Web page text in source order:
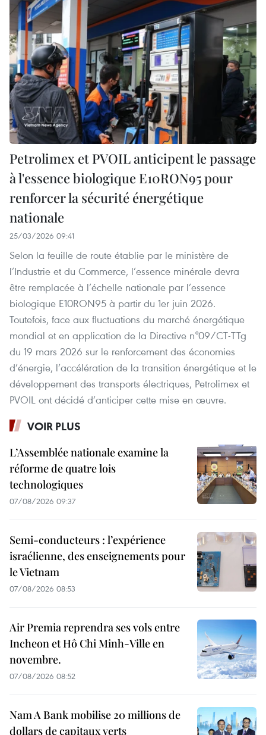
Petrolimex et PVOIL anticipent le passage
à l'essence biologique E10RON95 pour
renforcer la sécurité énergétique
nationale
25/03/2026 09:41
Selon la feuille de route établie par le ministère de
l’Industrie et du Commerce, l’essence minérale devra
être remplacée à l’échelle nationale par l’essence
biologique E10RON95 à partir du 1er juin 2026.
Toutefois, face aux fluctuations du marché énergétique
mondial et en application de la Directive n°09/CT-TTg
du 19 mars 2026 sur le renforcement des économies
d’énergie, l’accélération de la transition énergétique et le
développement des transports électriques, Petrolimex et
PVOIL ont décidé d’anticiper cette mise en œuvre.
VOIR PLUS
L’Assemblée nationale examine la
réforme de quatre lois
technologiques
07/08/2026 09:37
Semi-conducteurs : l’expérience
israélienne, des enseignements pour
le Vietnam
07/08/2026 08:53
Air Premia reprendra ses vols entre
Incheon et Hô Chi Minh-Ville en
novembre.
07/08/2026 08:52
Nam A Bank mobilise 20 millions de
dollars de capitaux verts